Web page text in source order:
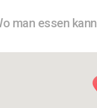
man essen kann